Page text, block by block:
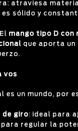
atraviesa
sólido y
mango tipo D con
que aporta un
vos
es un mundo, por
de giro: ideal para
para regular la